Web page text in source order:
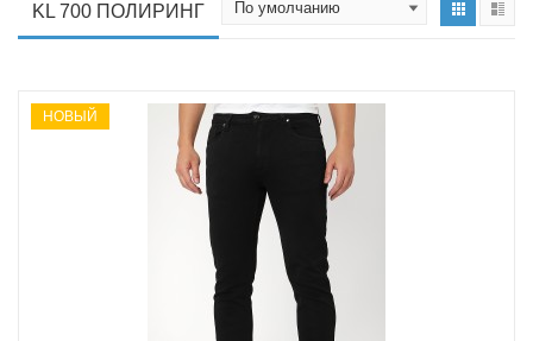
KL 700 ПОЛИРИНГ
НОВЫЙ